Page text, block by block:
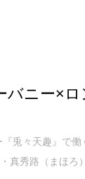
バニー×
兎々天趣』で
真秀路（まほろ